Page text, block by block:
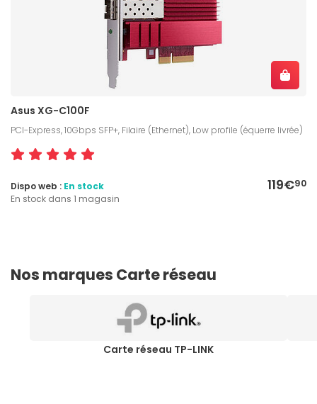
Asus XG-C100F
PCI-Express, 10Gbps SFP+, Filaire (Ethernet), Low profile (équerre livrée)
119€90
Dispo web : En stock
En stock dans 1 magasin
Nos marques Carte réseau
Carte réseau TP-LINK